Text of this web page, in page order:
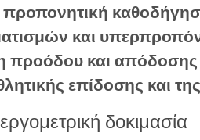
προπονητική
και
προόδου και απόδοσης
επίδοσης και